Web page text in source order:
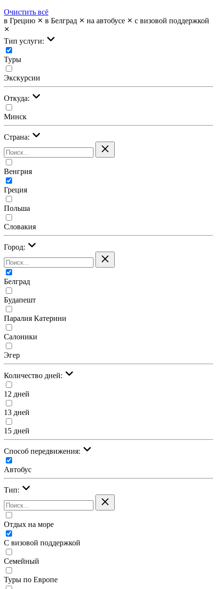
Очистить всё
в Грецию
в Белград на автобусе с визовой поддержкой
Тип услуги:
Туры
Экскурсии
Откуда:
Минск
Страна:
Венгрия
Греция
Польша
Словакия
Город:
Белград
Будапешт
Паралия Катерини
Салоники
Эгер
Количество дней:
12 дней
13 дней
15 дней
Cпособ передвижения:
Автобус
Тип:
Отдых на море
С визовой поддержкой
Семейный
Туры по Европе